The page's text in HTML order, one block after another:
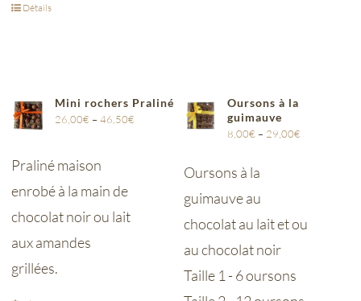
Détails
Mini rochers Praliné
26,00€ – 46,50€
Praliné maison
enrobé à la main de
chocolat noir ou lait
aux amandes
grillées.
Oursons à la
guimauve
8,00€ – 29,00€
Oursons à la
guimauve au
chocolat au lait et ou
au chocolat noir
Taille 1 - 6 oursons